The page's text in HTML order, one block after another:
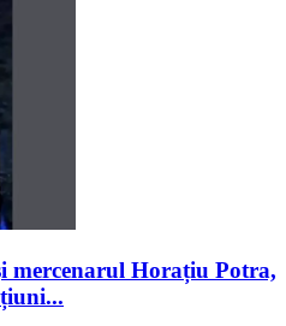
mercenarul Horațiu Potra,